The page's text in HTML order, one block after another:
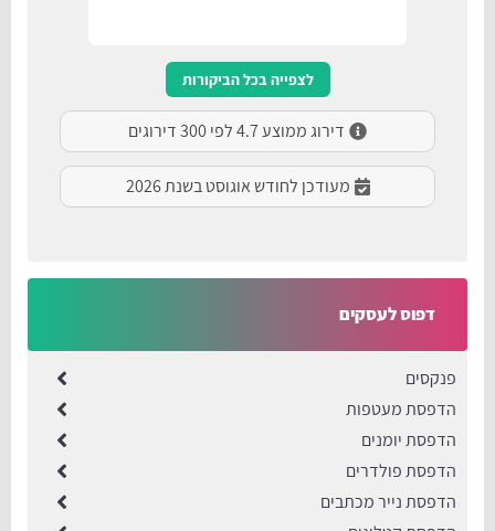
לצפייה בכל הביקורות
דירוג ממוצע 4.7 לפי 300 דירוגים
מעודכן לחודש אוגוסט בשנת 2026
דפוס לעסקים
פנקסים
הדפסת מעטפות
הדפסת יומנים
הדפסת פולדרים
הדפסת נייר מכתבים